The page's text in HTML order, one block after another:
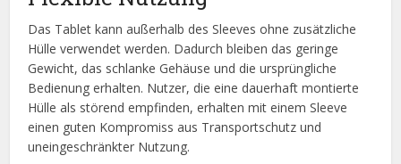
Das Tablet kann außerhalb des Sleeves ohne zusätzliche
Hülle verwendet werden. Dadurch bleiben das geringe
Gewicht, das schlanke Gehäuse und die ursprüngliche
Bedienung erhalten. Nutzer, die eine dauerhaft montierte
Hülle als störend empfinden, erhalten mit einem Sleeve
einen guten Kompromiss aus Transportschutz und
uneingeschränkter Nutzung.